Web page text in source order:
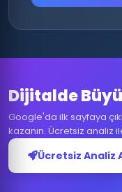
Dijitalde
Google'da ilk sayfaya
kazanın. Ücretsiz analiz
Ücretsiz Analiz